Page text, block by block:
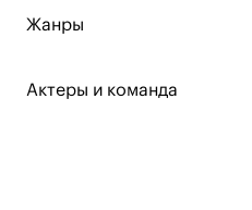
Жанры
Актеры и команда